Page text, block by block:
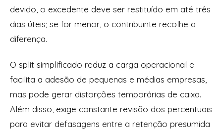
devido, o excedente deve ser restituído em até três
dias úteis; se for menor, o contribuinte recolhe a
diferença.
O split simplificado reduz a carga operacional e
facilita a adesão de pequenas e médias empresas,
mas pode gerar distorções temporárias de caixa.
Além disso, exige constante revisão dos percentuais
para evitar defasagens entre a retenção presumida